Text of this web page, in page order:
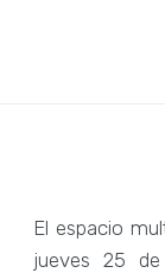
El espacio
jueves 25